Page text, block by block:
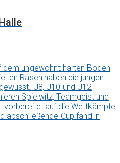
ungewohnt harten Boden
Rasen haben die jungen
U8, U10 und U12
Spielwitz, Teamgeist und
vorbereitet auf die Wettkämpfe
abschließende Cup fand in